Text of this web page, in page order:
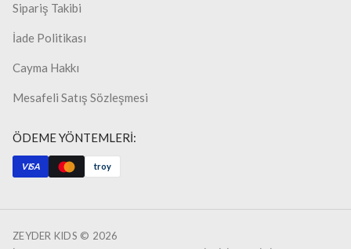
Sipariş Takibi
İade Politikası
Cayma Hakkı
Mesafeli Satış Sözleşmesi
ÖDEME YÖNTEMLERİ:
VISA troy
ZEYDER KIDS © 2026